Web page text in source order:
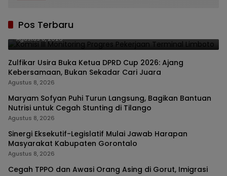
Pos Terbaru
Limboto
Agustus 8, 2026
Zulfikar Usira Buka Ketua DPRD Cup 2026: Ajang
Kebersamaan, Bukan Sekadar Cari Juara
Agustus 8, 2026
Maryam Sofyan Puhi Turun Langsung, Bagikan Bantuan
Nutrisi untuk Cegah Stunting di Tilango
Agustus 8, 2026
Sinergi Eksekutif-Legislatif Mulai Jawab Harapan
Masyarakat Kabupaten Gorontalo
Agustus 8, 2026
Cegah TPPO dan Awasi Orang Asing di Gorut, Imigrasi